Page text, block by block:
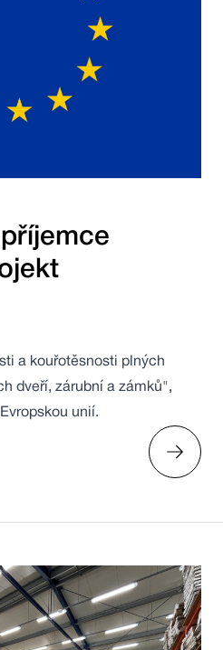
a kouřotěsnosti plných
dveří, zárubní a zámků",
unií.